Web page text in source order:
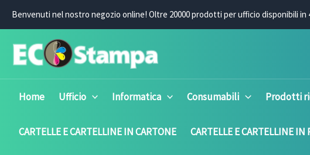
contenuto
Benvenuti nel nostro negozio online! Oltre 20000 prodotti per ufficio disponibili in
Home Ufficio Informatica Consumabili Prodotti
CARTELLE E CARTELLINE IN CARTONE CARTELLE E CARTELLINE IN